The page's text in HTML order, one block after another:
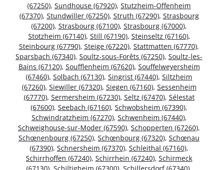
(67250), Sundhouse (67920), Stutzheim-Offenheim
(67370), Stundwiller (67250), Struth (67290), Strasbourg
(67200), Strasbourg (67100), Strasbourg (67000),
Stotzheim (67140), Still (67190), Steinseltz (67160),
Steinbourg (67790), Steige (67220), Stattmatten (67770),
Sparsbach (67340), Soultz-sous-Forêts (67250), Soultz-les-
Bains (67120), Soufflenheim (67620), Souffelweyersheim
(67460), Solbach (67130), Singrist (67440), Siltzheim
(67260), Siewiller (67320), Siegen (67160), Sessenheim
(67770), Sermersheim (67230), Seltz (67470), Sélestat
(67600), Seebach (67160), Schwobsheim (67390),
Schwindratzheim (67270), Schwenheim (67440),
Schweighouse-sur-Moder (67590), Schopperten (67260),
Schœnenbourg (67250), Schœnbourg (67320), Schœnau
(67390), Schnersheim (67370), Schleithal (67160),
Schirrhoffen (67240), Schirrhein (67240), Schirmeck